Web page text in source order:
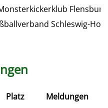
Flensburg
Schleswig-
Platz Meldungen